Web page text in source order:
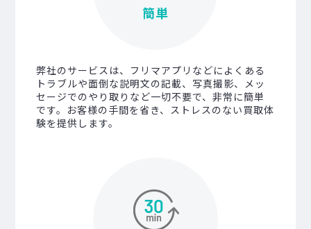
簡単
弊社のサービスは、フリマアプリなどによくある
トラブルや面倒な説明文の記載、写真撮影、メッ
セージでのやり取りなど一切不要で、非常に簡単
です。お客様の手間を省き、ストレスのない買取体
験を提供します。